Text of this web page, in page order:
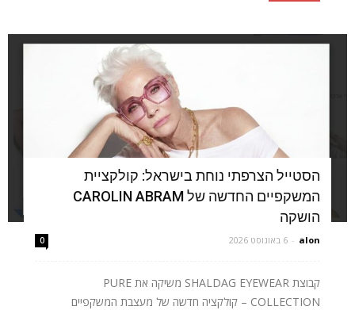
הסטייל הצרפתי נוחת בישראל: קולקציית
המשקפיים החדשה של CAROLIN ABRAM
הושקה
alon
- 6 באוגוסט 2026 0
קבוצת SHALDAG EYEWEAR משיקה את PURE
COLLECTION – קולקציה חדשה של מעצבת המשקפיים